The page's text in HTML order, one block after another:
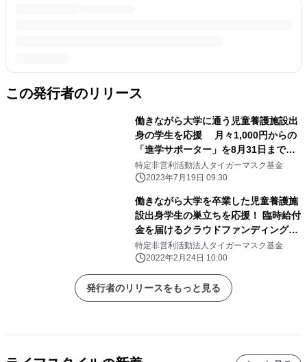
この発行者のリリース
働きながら大学に通う児童養護施設出
身の学生を応援 月々1,000円からの
「進学サポーター」を8月31日まで募
集
特定非営利活動法人タイガーマスク基金
2023年7月19日 09:30
働きながら大学を卒業した児童養護施
設出身学生の巣立ちを応援！ 臨時給付
金を届けるクラウドファンディングを
3月20日まで実施中
特定非営利活動法人タイガーマスク基金
2022年2月24日 10:00
発行者のリリースをもっと見る